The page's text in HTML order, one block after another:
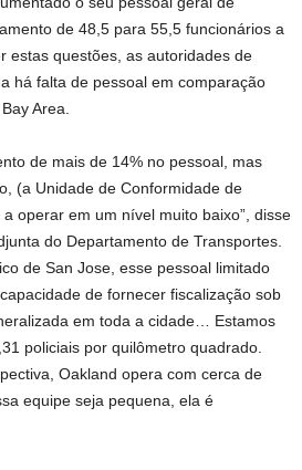
de 48,5 para 55,5 funcionários a
estas questões, as autoridades de
há falta de pessoal em comparação
Area.
de mais de 14% no pessoal, mas
(a Unidade de Conformidade de
operar em um nível muito baixo”, disse
do Departamento de Transportes.
de San Jose, esse pessoal limitado
de fornecer fiscalização sob
em toda a cidade… Estamos
policiais por quilômetro quadrado.
Oakland opera com cerca de
equipe seja pequena, ela é